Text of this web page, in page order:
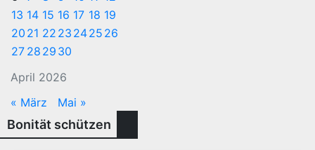
April 2026
13 14 15 16 17 18 19
20 21 22 23 2425 26
27 28 29 30
« März Mai »
Bonität schützen